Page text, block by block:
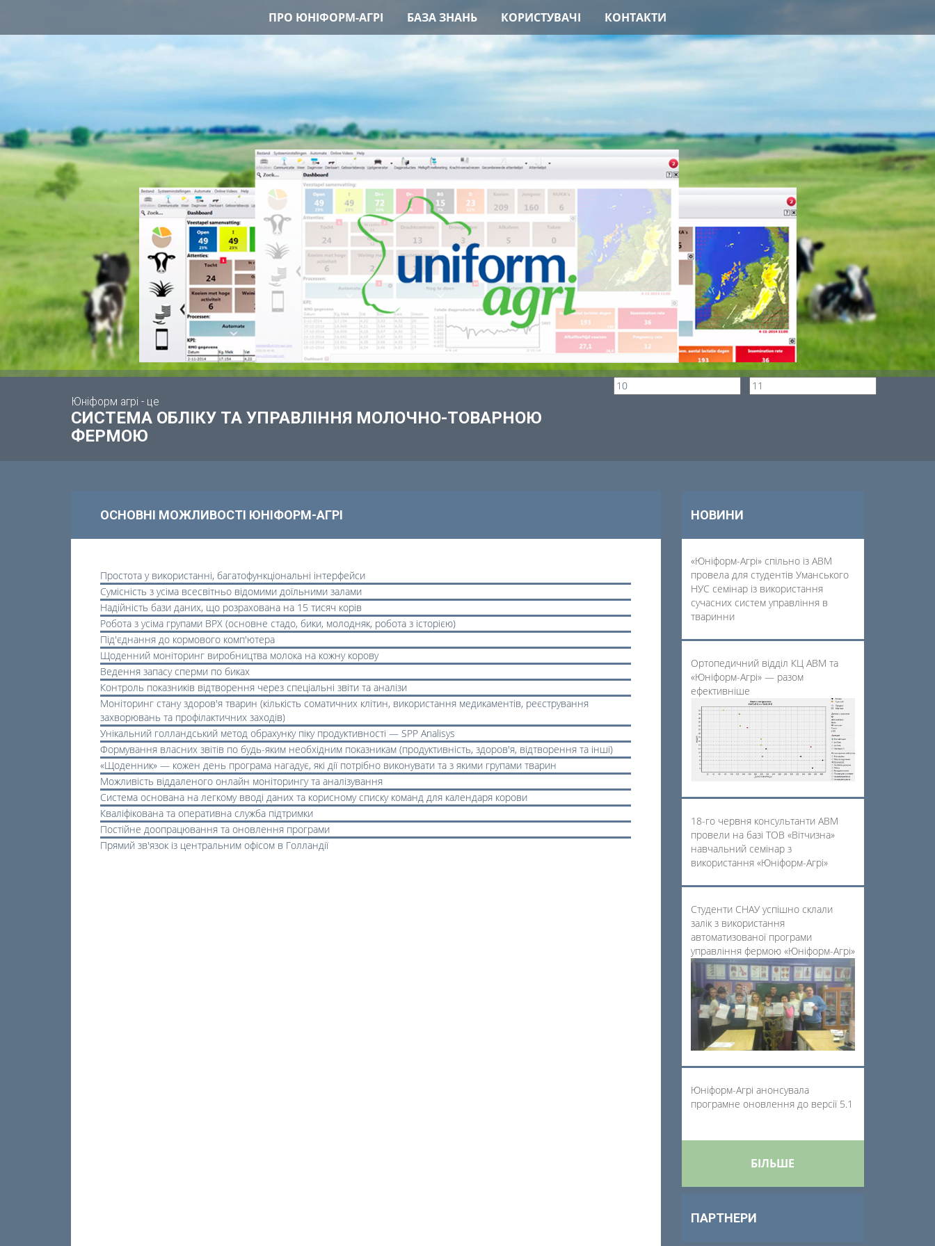
ПРО ЮНІФОРМ-АГРІ БАЗА ЗНАНЬ КОРИСТУВАЧІ КОНТАКТИ
Юніформ агрі - це
СИСТЕМА ОБЛІКУ ТА УПРАВЛІННЯ МОЛОЧНО-ТОВАРНОЮ
ФЕРМОЮ
ОСНОВНІ МОЖЛИВОСТІ ЮНІФОРМ-АГРІ
Простота у використанні, багатофункціональні інтерфейси
Сумісність з усіма всесвітньо відомими доїльними залами
Надійність бази даних, що розрахована на 15 тисяч корів
Робота з усіма групами ВРХ (основне стадо, бики, молодняк, робота з історією)
Під'єднання до кормового комп'ютера
Щоденний моніторинг виробництва молока на кожну корову
Ведення запасу сперми по биках
Контроль показників відтворення через спеціальні звіти та аналізи
Моніторинг стану здоров'я тварин (кількість соматичних клітин, використання медикаментів, реєстрування
захворювань та профілактичних заходів)
Унікальний голландський метод обрахунку піку продуктивності — SPP Analisys
Формування власних звітів по будь-яким необхідним показникам (продуктивність, здоров'я, відтворення та інші)
«Щоденник» — кожен день програма нагадує, які дії потрібно виконувати та з якими групами тварин
Можливість віддаленого онлайн моніторингу та аналізування
Система основана на легкому вводі даних та корисному списку команд для календаря корови
Кваліфікована та оперативна служба підтримки
Постійне доопрацювання та оновлення програми
Прямий зв'язок із центральним офісом в Голландії
НОВИНИ
«Юніформ-Агрі» спільно із АВМ
провела для студентів Уманського
НУС семінар із використання
сучасних систем управління в
тваринни
Ортопедичний відділ КЦ АВМ та
«Юніформ-Агрі» — разом
ефективніше
18-го червня консультанти АВМ
провели на базі ТОВ «Вітчизна»
навчальний семінар з
використання «Юніформ-Агрі»
Студенти СНАУ успішно склали
залік з використання
автоматизованої програми
управління фермою «Юніформ-Агрі»
Юніформ-Агрі анонсувала
програмне оновлення до версії 5.1
БІЛЬШЕ
ПАРТНЕРИ